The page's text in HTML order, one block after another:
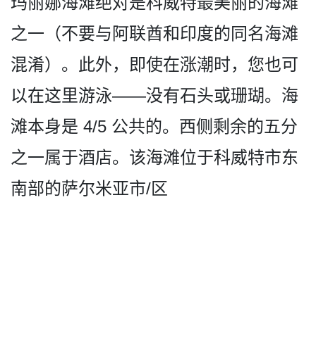
之一（不要与阿联酋和印度的同名海滩
混淆）­。此外，即使在涨潮时，您也可
以在这里游泳——没有石头或珊瑚。海
滩本身是 4/5 公共的。西侧剩余的五分
之一­属于酒店。该海滩位于科威特市东
南部的萨尔米亚市/区